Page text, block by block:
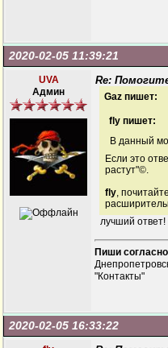
2020-02-05 11:39:21
UVA
Админ
Re:
Gaz пишет:
fly пишет:
В данный
Если это
растут"©.
fly,
лучший ответ!
Пиши
"Контакты"
2020-02-05 16:33:22